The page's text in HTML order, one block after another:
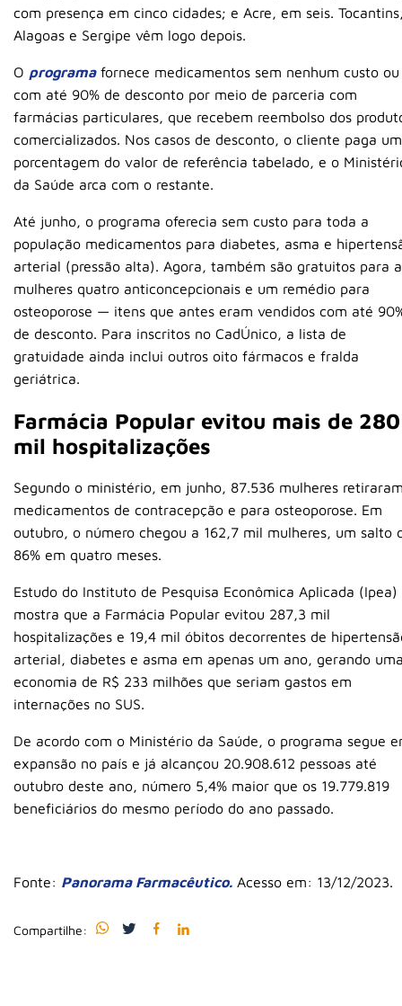
com presença em cinco cidades; e Acre, em seis.
Alagoas e Sergipe vêm logo depois.
O programafornece medicamentos sem nenhum custo ou
com até 90% de desconto por meio de parceria com
farmácias particulares, que recebem reembolso dos
comercializados. Nos casos de desconto, o cliente paga
porcentagem do valor de referência tabelado, e o
da Saúde arca com o restante.
Até junho, o programa oferecia sem custo para toda a
população medicamentos para diabetes, asma e
arterial (pressão alta). Agora, também são gratuitos para
mulheres quatro anticoncepcionais e um remédio para
osteoporose — itens que antes eram vendidos com até
de desconto. Para inscritos no CadÚnico, a lista de
gratuidade ainda inclui outros oito fármacos e fralda
geriátrica.
Farmácia Popular evitou mais de 280
mil hospitalizações
Segundo o ministério, em junho, 87.536 mulheres
medicamentos de contracepção e para osteoporose. Em
outubro, o número chegou a 162,7 mil mulheres, um salto
86% em quatro meses.
Estudo do Instituto de Pesquisa Econômica Aplicada (Ipea)
mostra que a Farmácia Popular evitou 287,3 mil
hospitalizações e 19,4 mil óbitos decorrentes de
arterial, diabetes e asma em apenas um ano, gerando
economia de R$ 233 milhões que seriam gastos em
internações no SUS.
De acordo com o Ministério da Saúde, o programa segue
expansão no país e já alcançou 20.908.612 pessoas até
outubro deste ano, número 5,4% maior que os 19.779.819
beneficiários do mesmo período do ano passado.
Fonte: Panorama Farmacêutico. Acesso em: 13/12/2023.
Compartilhe: